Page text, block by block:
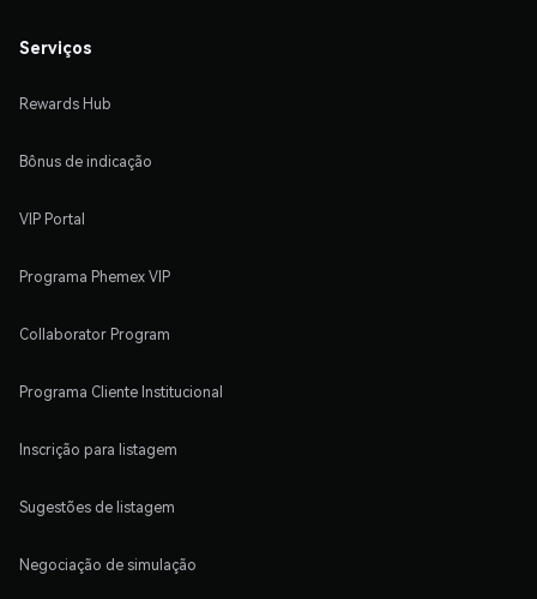
Serviços
Rewards Hub
Bônus de indicação
VIP Portal
Programa Phemex VIP
Collaborator Program
Programa Cliente Institucional
Inscrição para listagem
Sugestões de listagem
Negociação de simulação